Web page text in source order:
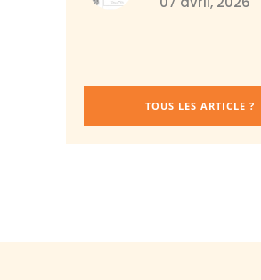
TOUS LES ARTICLE ?